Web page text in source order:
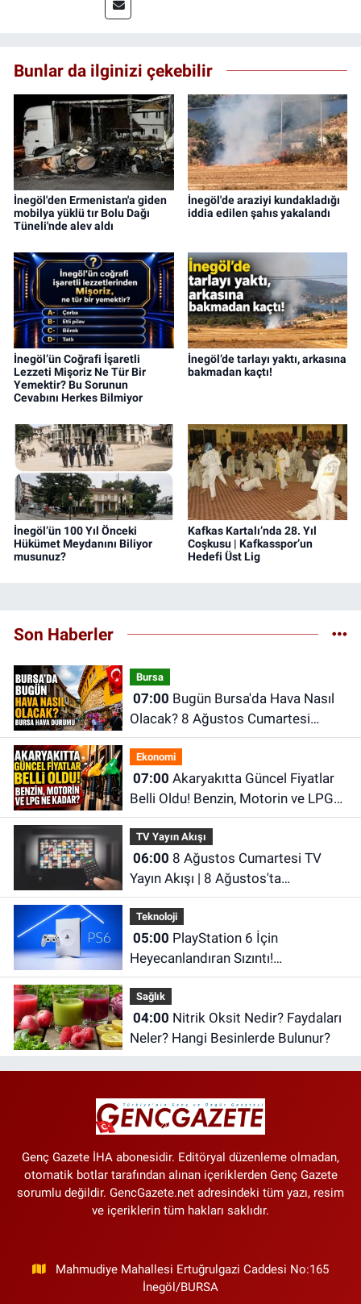
Bunlar da ilginizi çekebilir
İnegöl'den Ermenistan'a giden
mobilya yüklü tır Bolu Dağı
Tüneli'nde alev aldı
İnegöl'de araziyi kundakladığı
iddia edilen şahıs yakalandı
İnegöl’ün Coğrafi İşaretli
Lezzeti Mişoriz Ne Tür Bir
Yemektir? Bu Sorunun
Cevabını Herkes Bilmiyor
İnegöl’de tarlayı yaktı, arkasına
bakmadan kaçtı!
İnegöl’ün 100 Yıl Önceki
Hükümet Meydanını Biliyor
musunuz?
Kafkas Kartalı’nda 28. Yıl
Coşkusu | Kafkasspor’un
Hedefi Üst Lig
Son Haberler
Bursa
07:00
Olacak? 8 Ağustos Cumartesi
İnegöl Hava Durumu
Ekonomi
07:00
Belli Oldu! Benzin, Motorin ve LPG
Ne Kadar?
TV Yayın Akışı
06:00
Yayın Akışı | 8 Ağustos'ta
Televizyonda Neler Var? TRT 1, TV8,
NOW TV, Show TV, ATV, Star TV...
Teknoloji
05:00
Heyecanlandıran Sızıntı!
Performansı PS5'i Geride Bırakabilir
Sağlık
04:00
Neler? Hangi Besinlerde Bulunur?
Genç Gazete İHA abonesidir. Editöryal düzenleme olmadan,
otomatik botlar tarafından alınan içeriklerden Genç Gazete
sorumlu değildir. GencGazete.net adresindeki tüm yazı, resim
ve içeriklerin tüm hakları saklıdır.
Mahmudiye Mahallesi Ertuğrulgazi Caddesi No:165
İnegöl/BURSA